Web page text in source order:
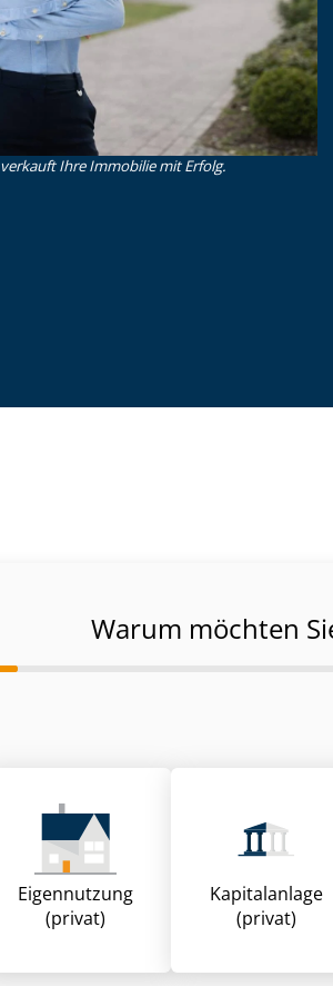
Ihre Immobilie mit Erfolg.
Warum möchten
Eigennutzung
(privat)
Kapitalanlage
(privat)